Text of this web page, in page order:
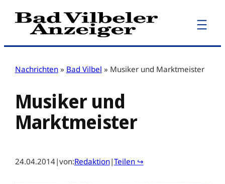
Zum
Inhalt
Nachrichten » Bad Vilbel » Musiker und Marktmeister
Musiker und
Marktmeister
24.04.2014|von:Redaktion|Teilen ↪